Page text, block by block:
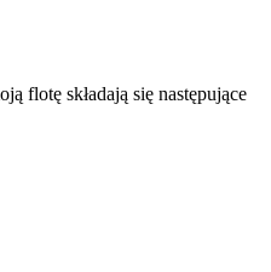
flotę składają się następujące